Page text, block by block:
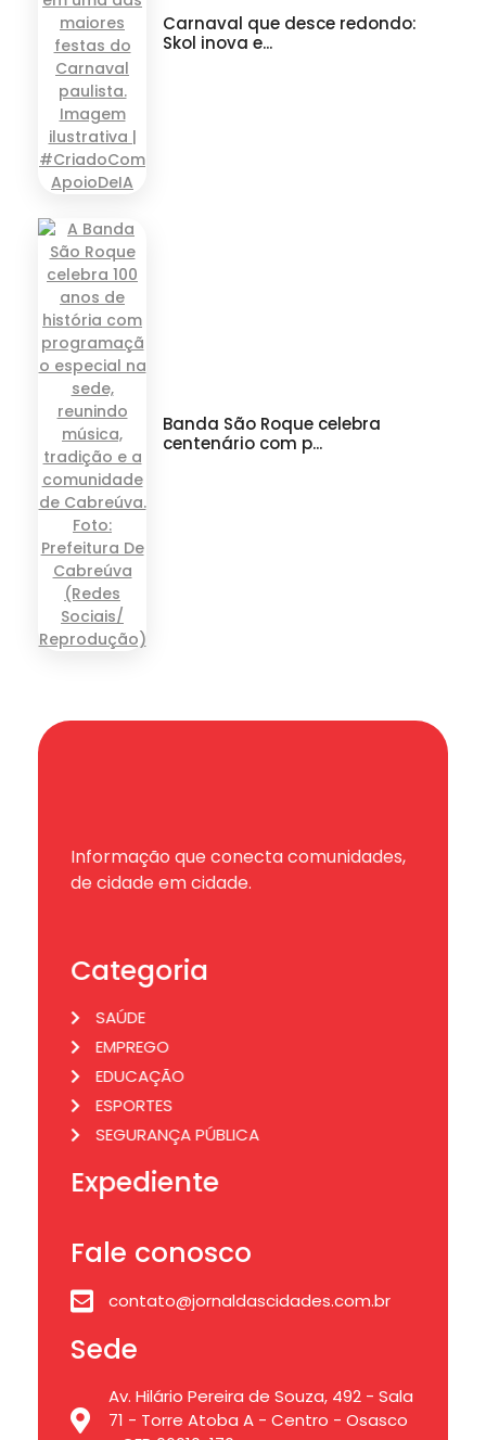
Carnaval que desce redondo:
Skol inova e...
Banda São Roque celebra
centenário com p...
Informação que conecta comunidades,
de cidade em cidade.
Categoria
SAÚDE
EMPREGO
EDUCAÇÃO
ESPORTES
SEGURANÇA PÚBLICA
Expediente
Fale conosco
contato@jornaldascidades.com.br
Sede
Av. Hilário Pereira de Souza, 492 - Sala
71 - Torre Atoba A - Centro - Osasco